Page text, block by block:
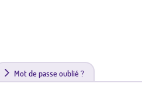
Mot de passe oublié ?